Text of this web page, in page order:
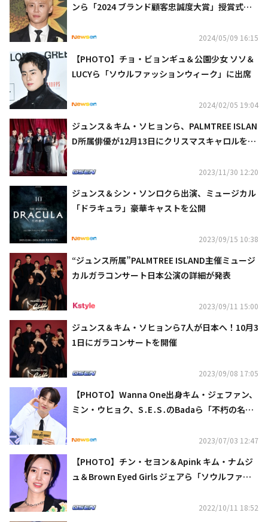
ンら「2024 ブランド顧客忠誠度大賞」授賞式に
2024/05/09 16:15
【PHOTO】チョ・ビョンギュ＆公園少女 ソソ＆
LUCYら「ソウルファッションウィーク」に出席
2024/02/05 19:04
ジュンス＆キム・ソヒョンら、PALMTREE ISLAN
D所属俳優が12月13日にクリスマスキャロルを発
2023/11/30 12:20
ジュンス＆シン・ソンロクら出演、ミュージカル
「ドラキュラ」豪華キャストを公開
2023/09/15 10:38
“ジュンス所属”PALMTREE ISLAND主催ミュージ
カルガラコンサート日本公演の詳細が発表
2023/09/11 15:00
ジュンス＆キム・ソヒョンら7人が日本へ！10月3
1日にガラコンサートを開催
2023/09/08 17:05
【PHOTO】Wanna One出身キム・ジェファン、
ミン・ウヒョク、S․E․S․のBadaら「不朽の名
2023/07/03 12:47
【PHOTO】チン・セヨン＆Apink キム・ナムジ
ュ＆Brown Eyed Girls ジェアら「ソウルファッ
2022/10/11 18:52